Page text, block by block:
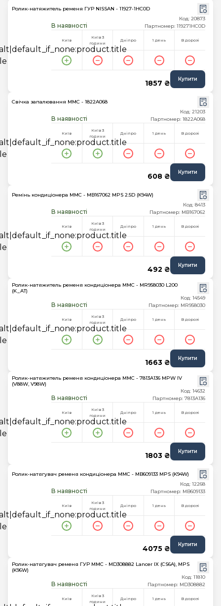
Ролик-натяжитель ременя ГУР NISSAN - 11927-1HC0D
В наявності
Код: 20873
Партномер: 119271HC0D
Київ
Київ 3
години
Дніпро 1 день В дорозі
1857 ₴ Купити
Свічка запалювання MMC - 1822A068
В наявності
Код: 21203
Партномер: 1822A068
Київ
Київ 3
години
Дніпро 1 день В дорозі
608 ₴ Купити
Ремінь кондиціонера MMC - MB167062 MPS 2.5D (K94W)
В наявності
Код: 8413
Партномер: MB167062
Київ
Київ 3
години
Дніпро 1 день В дорозі
492 ₴ Купити
Ролик-натяжитель ременя кондиціонера MMC - MR958030 L200
(K_AT)
В наявності
Код: 14549
Партномер: MR958030
Київ
Київ 3
години
Дніпро 1 день В дорозі
1663 ₴ Купити
Ролик-натяжитель ременя кондиціонера MMC - 7813A136 MPW IV
(V88W, V98W)
В наявності
Код: 14632
Партномер: 7813A136
Київ
Київ 3
години
Дніпро 1 день В дорозі
1803 ₴ Купити
Ролик-натягувач ременя кондиціонера MMC - MB609133 MPS (K94W)
В наявності
Код: 12268
Партномер: MB609133
Київ
Київ 3
години
Дніпро 1 день В дорозі
4075 ₴ Купити
Ролик-натягувач ременя ГУР MMC - MD308882 Lancer IX (CS6A), MPS
(K96W)
В наявності
Код: 11810
Партномер: MD308882
Київ
Київ 3
години
Дніпро 1 день В дорозі